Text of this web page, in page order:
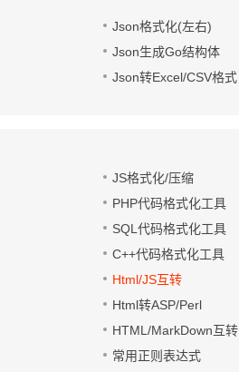
Json格式化(左右)
Json生成Go结构体
Json转Excel/CSV格式
JS格式化/压缩
PHP代码格式化工具
SQL代码格式化工具
C++代码格式化工具
Html/JS互转
Html转ASP/Perl
HTML/MarkDown互转
常用正则表达式